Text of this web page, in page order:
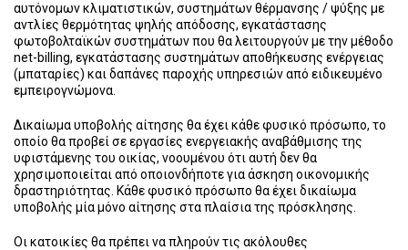
αυτόνομων κλιματιστικών, συστημάτων θέρμανσης / ψύξης με
αντλίες θερμότητας ψηλής απόδοσης, εγκατάστασης
φωτοβολταϊκών συστημάτων που θα λειτουργούν με την μέθοδο
net-billing, εγκατάστασης συστημάτων αποθήκευσης ενέργειας
(μπαταρίες) και δαπάνες παροχής υπηρεσιών από ειδικευμένο
εμπειρογνώμονα.
Δικαίωμα υποβολής αίτησης θα έχει κάθε φυσικό πρόσωπο, το
οποίο θα προβεί σε εργασίες ενεργειακής αναβάθμισης της
υφιστάμενης του οικίας, νοουμένου ότι αυτή δεν θα
χρησιμοποιείται από οποιονδήποτε για άσκηση οικονομικής
δραστηριότητας. Κάθε φυσικό πρόσωπο θα έχει δικαίωμα
υποβολής μία μόνο αίτησης στα πλαίσια της πρόσκλησης.
Οι κατοικίες θα πρέπει να πληρούν τις ακόλουθες